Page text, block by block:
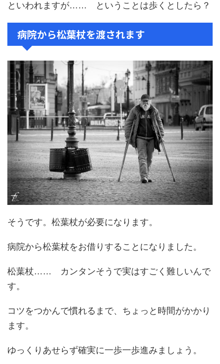
といわれますが…… ということは歩くとしたら？
病院から松葉杖を渡されます
そうです。松葉杖が必要になります。
病院から松葉杖をお借りすることになりました。
松葉杖…… カンタンそうで実はすごく難しいんで
す。
コツをつかんで慣れるまで、ちょっと時間がかかり
ます。
ゆっくりあせらず確実に一歩一歩進みましょう。